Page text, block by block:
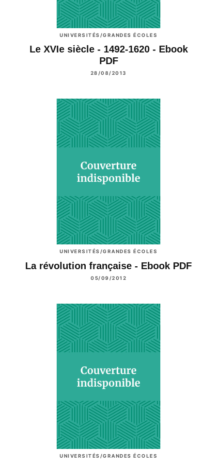
UNIVERSITÉS/GRANDES ÉCOLES
Le XVIe siècle - 1492-1620 - Ebook
PDF
28/08/2013
UNIVERSITÉS/GRANDES ÉCOLES
La révolution française - Ebook PDF
05/09/2012
UNIVERSITÉS/GRANDES ÉCOLES